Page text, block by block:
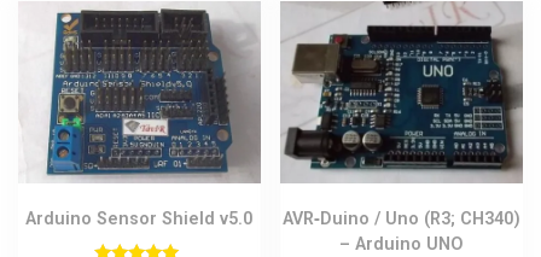
Arduino Sensor Shield v5.0
AVR‑Duino / Uno (R3; CH340)
– Arduino UNO